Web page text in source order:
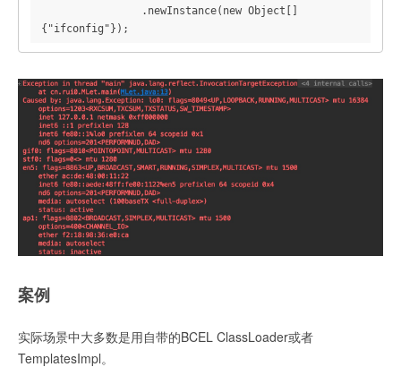
{"ifconfig"});
案例
实际场景中大多数是用自带的BCEL ClassLoader或者
TemplatesImpl。